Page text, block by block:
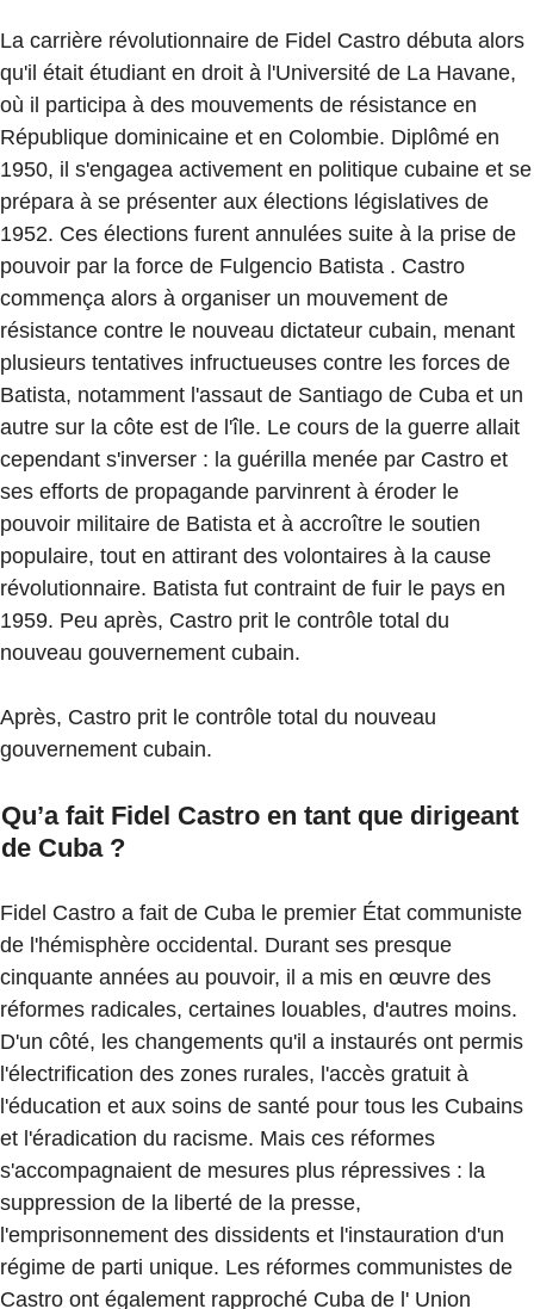
La carrière révolutionnaire de Fidel Castro débuta alors
qu'il était étudiant en droit à l'Université de La Havane,
où il participa à des mouvements de résistance en
République dominicaine et en Colombie. Diplômé en
1950, il s'engagea activement en politique cubaine et se
prépara à se présenter aux élections législatives de
1952. Ces élections furent annulées suite à la prise de
pouvoir par la force de Fulgencio Batista . Castro
commença alors à organiser un mouvement de
résistance contre le nouveau dictateur cubain, menant
plusieurs tentatives infructueuses contre les forces de
Batista, notamment l'assaut de Santiago de Cuba et un
autre sur la côte est de l'île. Le cours de la guerre allait
cependant s'inverser : la guérilla menée par Castro et
ses efforts de propagande parvinrent à éroder le
pouvoir militaire de Batista et à accroître le soutien
populaire, tout en attirant des volontaires à la cause
révolutionnaire. Batista fut contraint de fuir le pays en
1959. Peu après, Castro prit le contrôle total du
nouveau gouvernement cubain.
Après, Castro prit le contrôle total du nouveau
gouvernement cubain.
Qu’a fait Fidel Castro en tant que dirigeant
de Cuba ?
Fidel Castro a fait de Cuba le premier État communiste
de l'hémisphère occidental. Durant ses presque
cinquante années au pouvoir, il a mis en œuvre des
réformes radicales, certaines louables, d'autres moins.
D'un côté, les changements qu'il a instaurés ont permis
l'électrification des zones rurales, l'accès gratuit à
l'éducation et aux soins de santé pour tous les Cubains
et l'éradication du racisme. Mais ces réformes
s'accompagnaient de mesures plus répressives : la
suppression de la liberté de la presse,
l'emprisonnement des dissidents et l'instauration d'un
régime de parti unique. Les réformes communistes de
Castro ont également rapproché Cuba de l' Union